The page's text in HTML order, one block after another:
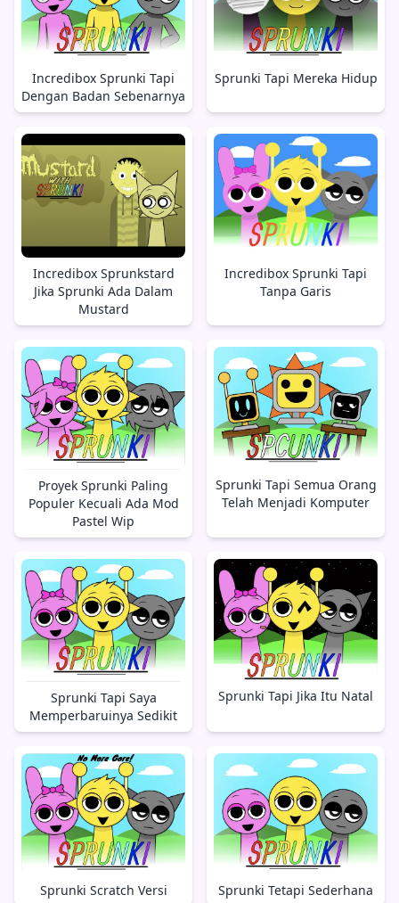
Incredibox Sprunki Tapi
Dengan Badan Sebenarnya
Sprunki Tapi Mereka Hidup
Incredibox Sprunkstard
Jika Sprunki Ada Dalam
Mustard
Incredibox Sprunki Tapi
Tanpa Garis
Proyek Sprunki Paling
Populer Kecuali Ada Mod
Pastel Wip
Sprunki Tapi Semua Orang
Telah Menjadi Komputer
Sprunki Tapi Saya
Memperbaruinya Sedikit
Sprunki Tapi Jika Itu Natal
Sprunki Scratch Versi Sprunki Tetapi Sederhana